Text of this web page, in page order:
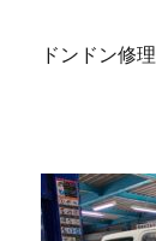
ドンドン修